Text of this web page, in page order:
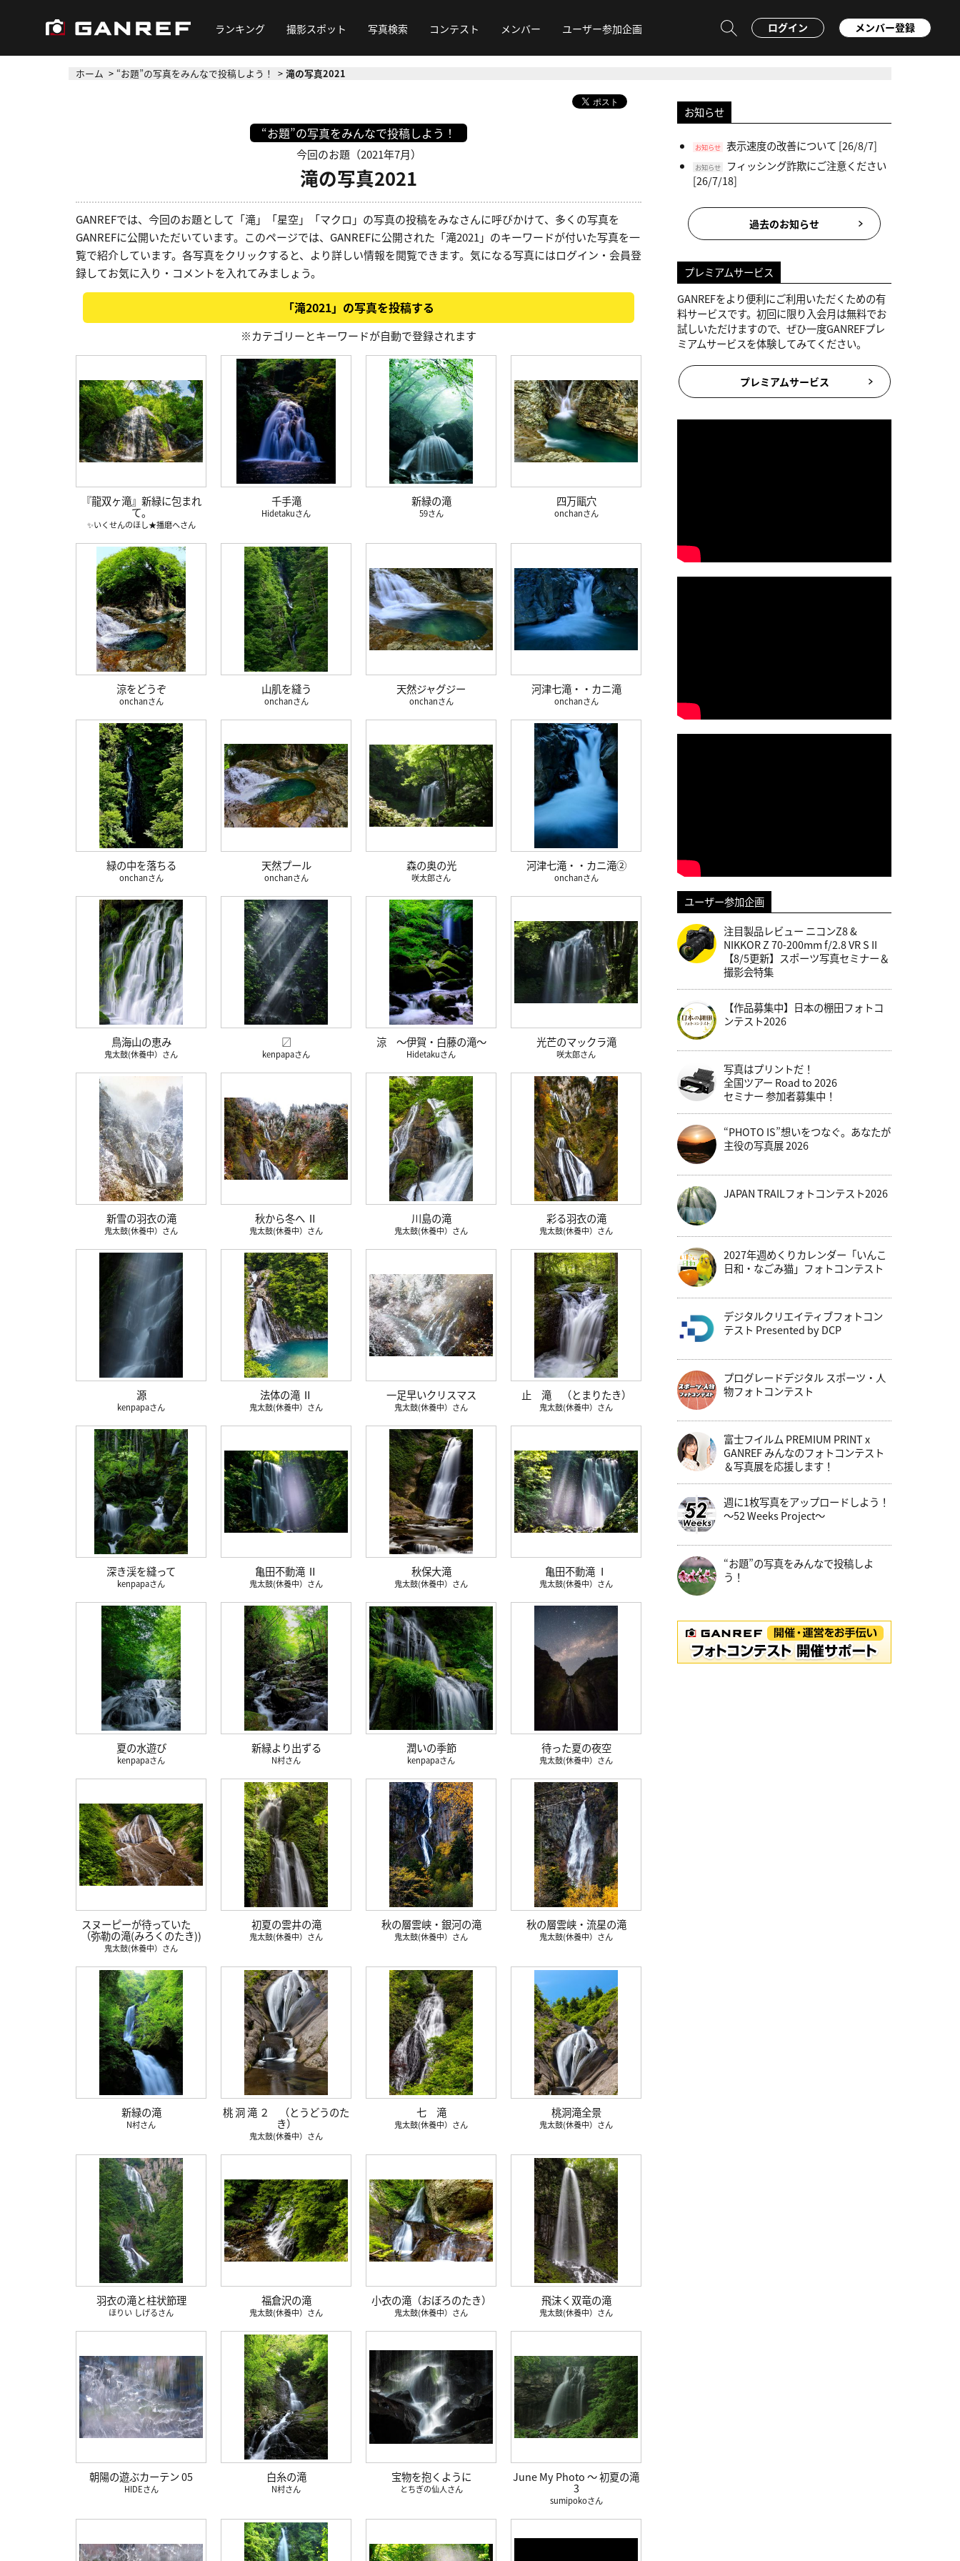
ランキング 撮影スポット 写真検索 コンテスト メンバー ユーザー参加企画 ログイン メンバー登録
ホーム “お題”の写真をみんなで投稿しよう！ 滝の写真2021
“お題”の写真をみんなで投稿しよう！
今回のお題（2021年7月）
滝の写真2021
GANREFでは、今回のお題として「滝」「星空」「マクロ」の写真の投稿をみなさんに呼びかけて、多くの写真を
GANREFに公開いただいています。このページでは、GANREFに公開された「滝2021」のキーワードが付いた写真を一
覧で紹介しています。各写真をクリックすると、より詳しい情報を閲覧できます。気になる写真にはログイン・会員登
録してお気に入り・コメントを入れてみましょう。
「滝2021」の写真を投稿する
※カテゴリーとキーワードが自動で登録されます
『龍双ヶ滝』新緑に包まれ
て。
✨いくせんのほし★播磨へ
千手滝
Hidetaku
新緑の滝
59
四万甌穴
onchan
涼をどうぞ
onchan
山肌を縫う
onchan
天然ジャグジー
onchan
河津七滝・・カニ滝
onchan
緑の中を落ちる
onchan
天然プール
onchan
森の奥の光
咲太郎
河津七滝・・カニ滝②
onchan
鳥海山の恵み
鬼太鼓(休養中）
〼
kenpapa
涼 〜伊賀・白藤の滝〜
Hidetaku
光芒のマックラ滝
咲太郎
新雪の羽衣の滝
鬼太鼓(休養中）
秋から冬へ Ⅱ
鬼太鼓(休養中）
川島の滝
鬼太鼓(休養中）
彩る羽衣の滝
鬼太鼓(休養中）
源
kenpapa
法体の滝 Ⅱ
鬼太鼓(休養中）
一足早いクリスマス
鬼太鼓(休養中）
止 滝 （とまりたき）
鬼太鼓(休養中）
深き渓を縫って
kenpapa
亀田不動滝 Ⅱ
鬼太鼓(休養中）
秋保大滝
鬼太鼓(休養中）
亀田不動滝 Ⅰ
鬼太鼓(休養中）
夏の水遊び
kenpapa
新緑より出ずる
N村
潤いの季節
kenpapa
待った夏の夜空
鬼太鼓(休養中）
スヌーピーが待っていた
（弥勒の滝(みろくのたき))
鬼太鼓(休養中）
初夏の雲井の滝
鬼太鼓(休養中）
秋の層雲峡・銀河の滝
鬼太鼓(休養中）
秋の層雲峡・流星の滝
鬼太鼓(休養中）
新緑の滝
N村
桃 洞 滝 ２ （とうどうのた
き）
鬼太鼓(休養中）
七 滝
鬼太鼓(休養中）
桃洞滝全景
鬼太鼓(休養中）
羽衣の滝と柱状節理
ほりい しげる
福倉沢の滝
鬼太鼓(休養中）
小衣の滝（おぼろのたき）
鬼太鼓(休養中）
飛沫く双竜の滝
鬼太鼓(休養中）
朝陽の遊ぶカーテン 05
HIDE
白糸の滝
N村
宝物を抱くように
とちぎの仙人
June My Photo ～ 初夏の滝
3
sumipoko
お知らせ
お知らせ 表示速度の改善について [26/8/7]
お知らせ
フィッシング詐欺にご注意ください
[26/7/18]
過去のお知らせ
プレミアムサービス
GANREFをより便利にご利用いただくための有
料サービスです。初回に限り入会月は無料でお
試しいただけますので、ぜひ一度GANREFプレ
ミアムサービスを体験してみてください。
プレミアムサービス
ユーザー参加企画
注目製品レビュー ニコンZ8 &
NIKKOR Z 70-200mm f/2.8 VR S II
【8/5更新】スポーツ写真セミナー＆
撮影会特集
【作品募集中】日本の棚田フォトコ
ンテスト2026
写真はプリントだ！
全国ツアー Road to 2026
セミナー 参加者募集中！
“PHOTO IS”想いをつなぐ。あなたが
主役の写真展 2026
JAPAN TRAILフォトコンテスト2026
2027年週めくりカレンダー「いんこ
日和・なごみ猫」フォトコンテスト
デジタルクリエイティブフォトコン
テスト Presented by DCP
プログレードデジタル スポーツ・人
物フォトコンテスト
富士フイルム PREMIUM PRINT x
GANREF みんなのフォトコンテスト
＆写真展を応援します！
週に1枚写真をアップロードしよう！
～52 Weeks Project～
“お題”の写真をみんなで投稿しよ
う！